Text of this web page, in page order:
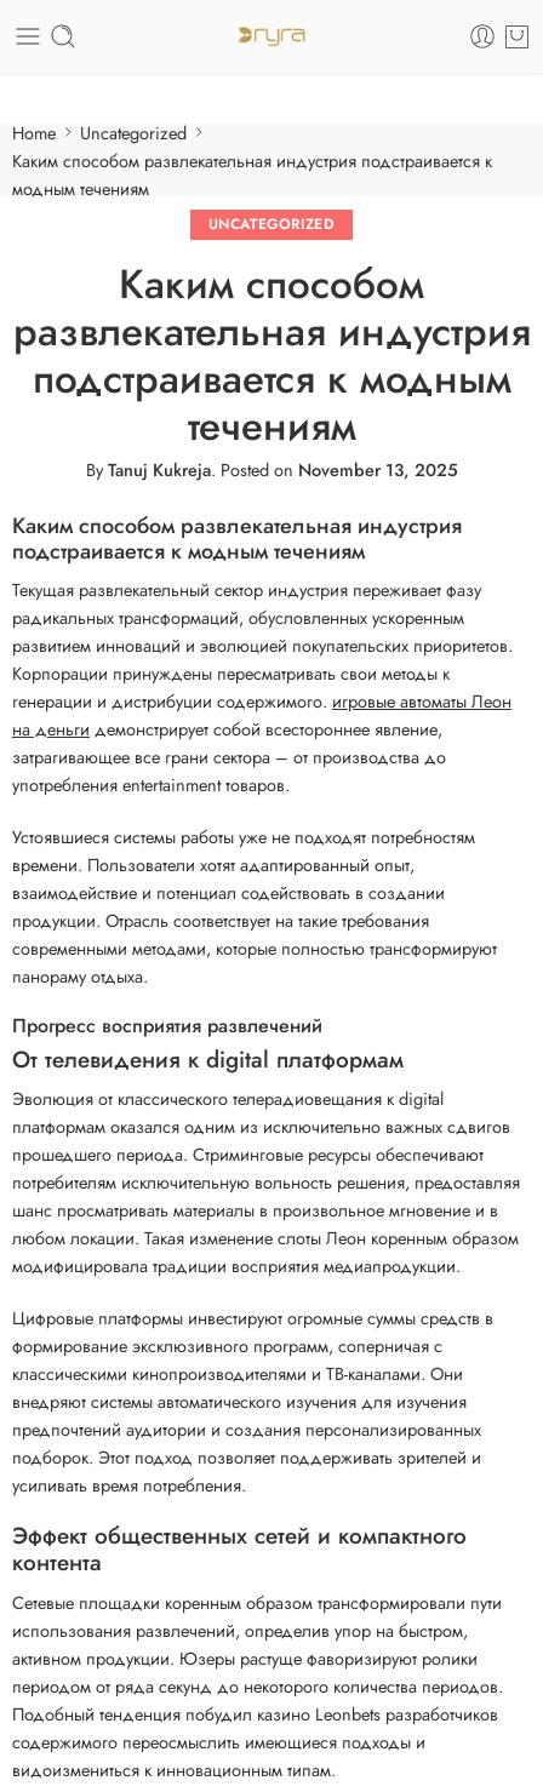
Care of your skin
Home
Uncategorized
Каким способом развлекательная индустрия подстраивается к
модным течениям
UNCATEGORIZED
Каким способом
развлекательная индустрия
подстраивается к модным
течениям
ByTanuj Kukreja. Posted on November 13, 2025
Каким способом развлекательная индустрия
подстраивается к модным течениям
Текущая развлекательный сектор индустрия переживает фазу
радикальных трансформаций, обусловленных ускоренным
развитием инноваций и эволюцией покупательских приоритетов.
Корпорации принуждены пересматривать свои методы к
генерации и дистрибуции содержимого. игровые автоматы Леон
на деньги демонстрирует собой всестороннее явление,
затрагивающее все грани сектора – от производства до
употребления entertainment товаров.
Устоявшиеся системы работы уже не подходят потребностям
времени. Пользователи хотят адаптированный опыт,
взаимодействие и потенциал содействовать в создании
продукции. Отрасль соответствует на такие требования
современными методами, которые полностью трансформируют
панораму отдыха.
Прогресс восприятия развлечений
От телевидения к digital платформам
Эволюция от классического телерадиовещания к digital
платформам оказался одним из исключительно важных сдвигов
прошедшего периода. Стриминговые ресурсы обеспечивают
потребителям исключительную вольность решения, предоставляя
шанс просматривать материалы в произвольное мгновение и в
любом локации. Такая изменение слоты Леон коренным образом
модифицировала традиции восприятия медиапродукции.
Цифровые платформы инвестируют огромные суммы средств в
формирование эксклюзивного программ, соперничая с
классическими кинопроизводителями и ТВ-каналами. Они
внедряют системы автоматического изучения для изучения
предпочтений аудитории и создания персонализированных
подборок. Этот подход позволяет поддерживать зрителей и
усиливать время потребления.
Эффект общественных сетей и компактного
контента
Сетевые площадки коренным образом трансформировали пути
использования развлечений, определив упор на быстром,
активном продукции. Юзеры растуще фаворизируют ролики
периодом от ряда секунд до некоторого количества периодов.
Подобный тенденция побудил казино Leonbets разработчиков
содержимого переосмыслить имеющиеся подходы и
видоизмениться к инновационным типам.